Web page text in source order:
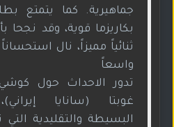
جماهيرية. كما يتمتع
بكاريزما قوية، وقد نجحا
ثنائياً مميزاً، نال
واسعاً
تدور الاحداث حول
غوبتا (سانايا
البسيطة والتقليدية التي